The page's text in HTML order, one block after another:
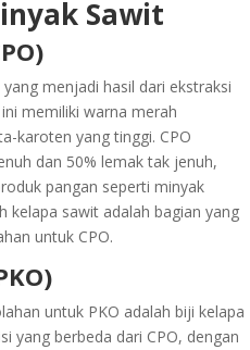
Sawit
menjadi hasil dari ekstraksi
memiliki warna merah
karoten yang tinggi. CPO
dan 50% lemak tak jenuh,
pangan seperti minyak
kelapa sawit adalah bagian yang
untuk CPO.
untuk PKO adalah biji kelapa
yang berbeda dari CPO, dengan